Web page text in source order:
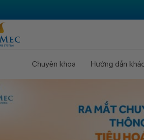
Chuyên khoa Hướng dẫn